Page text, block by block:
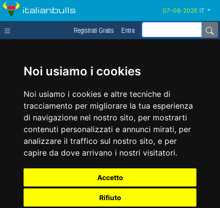
Noi usiamo i cookies
Noi usiamo i cookies e altre tecniche di
tracciamento per migliorare la tua esperienza
di navigazione nel nostro sito, per mostrarti
contenuti personalizzati e annunci mirati, per
analizzare il traffico sul nostro sito, e per
capire da dove arrivano i nostri visitatori.
Accetto
Rifiuto
italianbulls IT
Registrati Gratis Entra